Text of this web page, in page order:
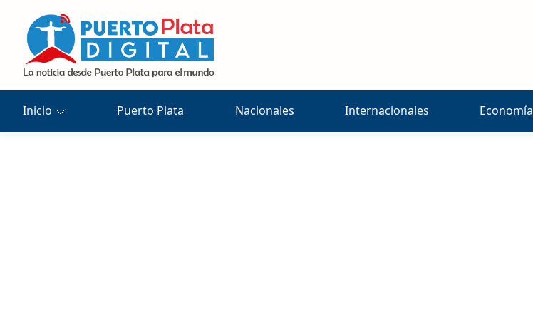
Inicio Puerto Plata Nacionales Internacionales Economía